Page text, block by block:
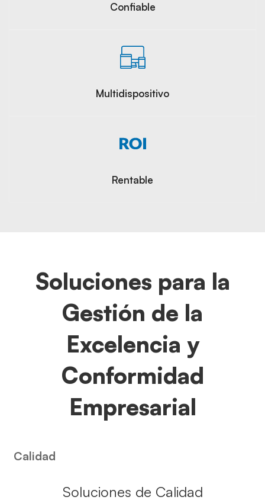
Confiable
Multidispositivo
Rentable
Soluciones para la
Gestión de la
Excelencia y
Conformidad
Empresarial
Calidad
Soluciones de Calidad